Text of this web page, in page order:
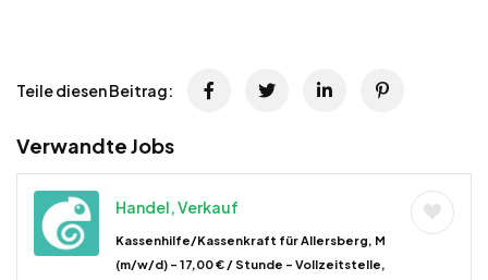
Teile diesen Beitrag:
Verwandte Jobs
Handel, Verkauf
Kassenhilfe/Kassenkraft für Allersberg, M
(m/w/d) – 17,00 € / Stunde – Vollzeitstelle,